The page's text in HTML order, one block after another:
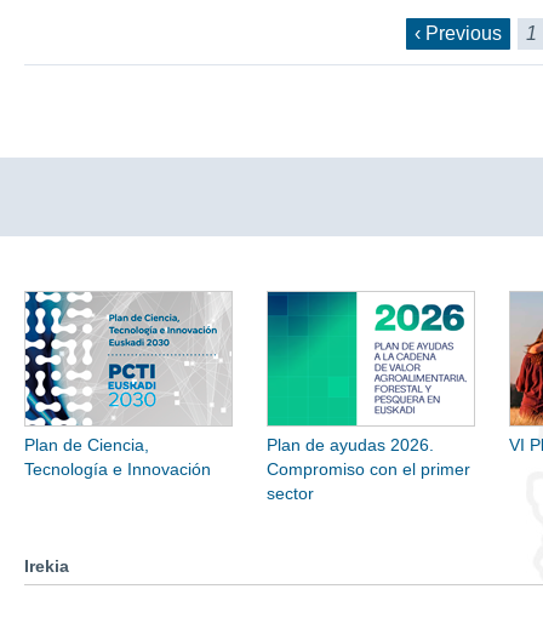
‹ Previous 1
Plan de Ciencia,
Tecnología e Innovación
Plan de ayudas 2026.
Compromiso con el primer
sector
VI
Irekia